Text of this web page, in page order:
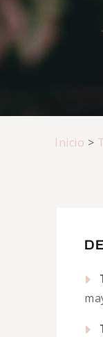
Inicio >